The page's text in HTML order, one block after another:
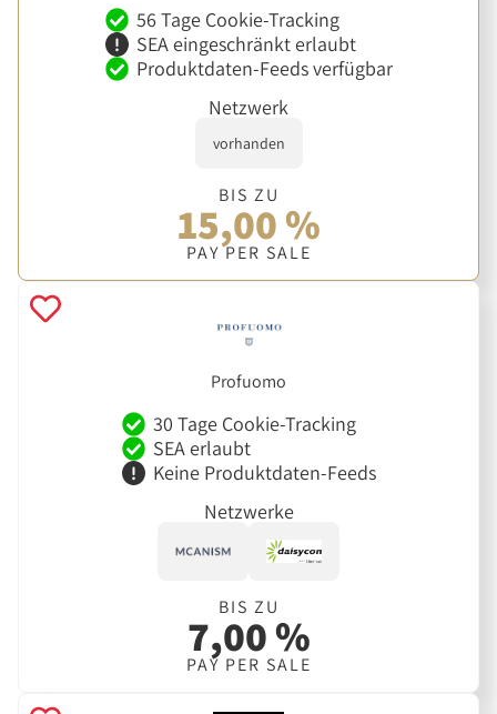
56 Tage Cookie-Tracking
SEA eingeschränkt erlaubt
Produktdaten-Feeds verfügbar
Netzwerk
vorhanden
BIS ZU
15,00 %
PAY PER SALE
Profuomo
30 Tage Cookie-Tracking
SEA erlaubt
Keine Produktdaten-Feeds
Netzwerke
BIS ZU
7,00 %
PAY PER SALE